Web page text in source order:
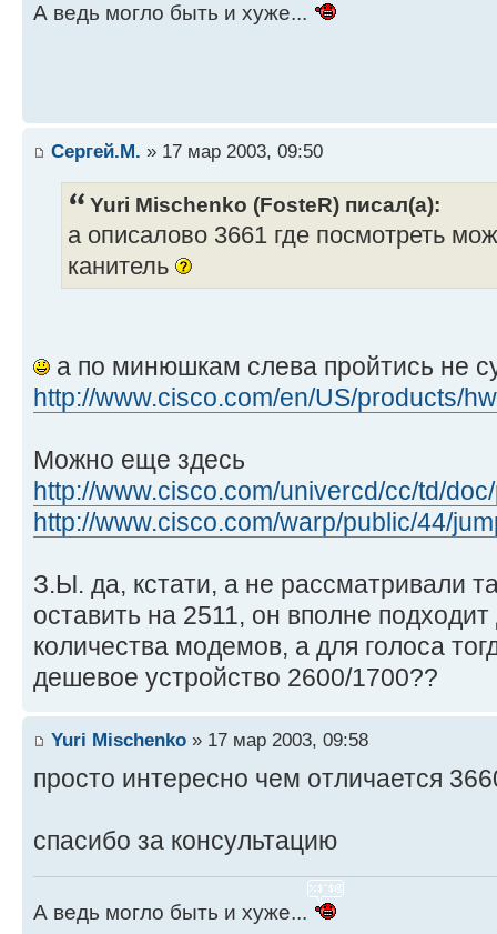
А ведь могло быть и хуже...
Сергей.М. » 17 мар 2003, 09:50
Yuri Mischenko (FosteR) писал(а):
а описалово 3661 где посмотреть
канитель
а по минюшкам слева пройтись не
http://www.cisco.com/en/US/products/
Можно еще здесь
http://www.cisco.com/univercd/cc/td/
http://www.cisco.com/warp/public/44/
З.Ы. да, кстати, а не рассматривали
оставить на 2511, он вполне
количества модемов, а для голоса
дешевое устройство 2600/1700??
Yuri Mischenko » 17 мар 2003, 09:58
просто интересно чем отличается
спасибо за консультацию
А ведь могло быть и хуже...